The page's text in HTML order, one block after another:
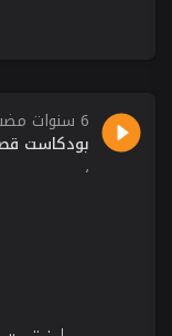
6 سنوات مضت
بودكاست
،